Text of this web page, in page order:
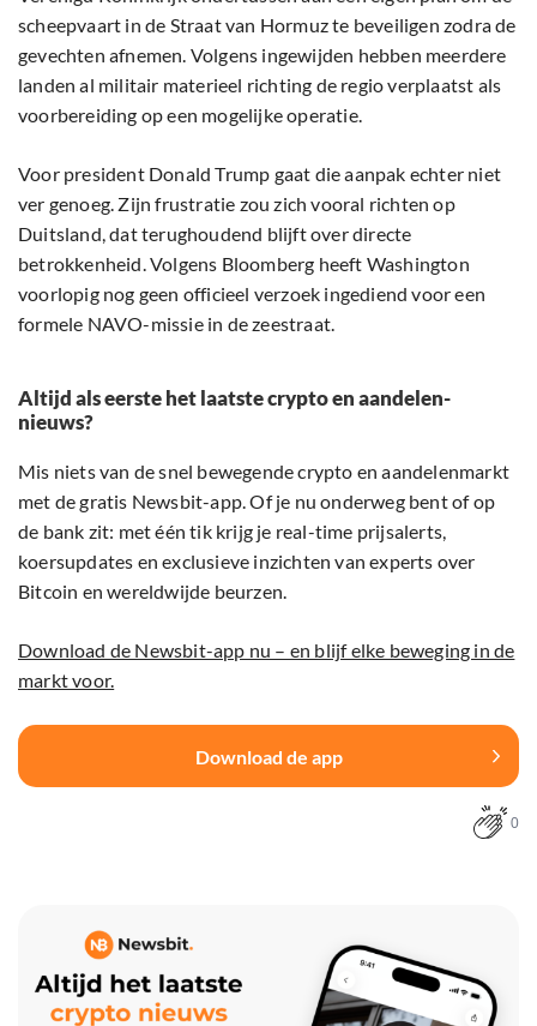
scheepvaart in de Straat van Hormuz te beveiligen zodra de
gevechten afnemen. Volgens ingewijden hebben meerdere
landen al militair materieel richting de regio verplaatst als
voorbereiding op een mogelijke operatie.
Voor president Donald Trump gaat die aanpak echter niet
ver genoeg. Zijn frustratie zou zich vooral richten op
Duitsland, dat terughoudend blijft over directe
betrokkenheid. Volgens Bloomberg heeft Washington
voorlopig nog geen officieel verzoek ingediend voor een
formele NAVO-missie in de zeestraat.
Altijd als eerste het laatste crypto en aandelen-
nieuws?
Mis niets van de snel bewegende crypto en aandelenmarkt
met de gratis Newsbit-app. Of je nu onderweg bent of op
de bank zit: met één tik krijg je real-time prijsalerts,
koersupdates en exclusieve inzichten van experts over
Bitcoin en wereldwijde beurzen.
Download de Newsbit-app nu – en blijf elke beweging in de
markt voor.
Download de app
0